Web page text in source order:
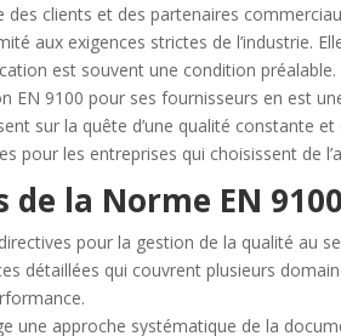
clients et des partenaires
aux exigences strictes de l’industrie.
est souvent une condition préalable.
EN 9100 pour ses fournisseurs en est
sur la quête d’une qualité constante et
pour les entreprises qui choisissent de
de la Norme EN 9100
pour la gestion de la qualité au
détaillées qui couvrent plusieurs
une approche systématique de la